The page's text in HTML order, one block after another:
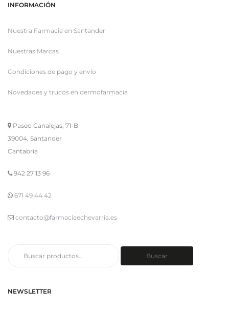
INFORMACIÓN
Nuestra Farmacia en Santander
Nuestras Marcas
Condiciones de pago y envío
Novedades y trucos en dermofarmacia
Paseo Canalejas, 71-B
39004, Santander
Cantabria
942 27 13 96
671 49 44 42
contacto@farmaciaechevarria.es
Buscar
NEWSLETTER